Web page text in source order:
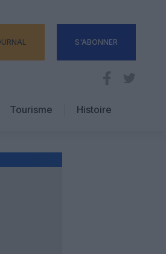
S'ABONNER
Tourisme
Hôtellerie
Histoire